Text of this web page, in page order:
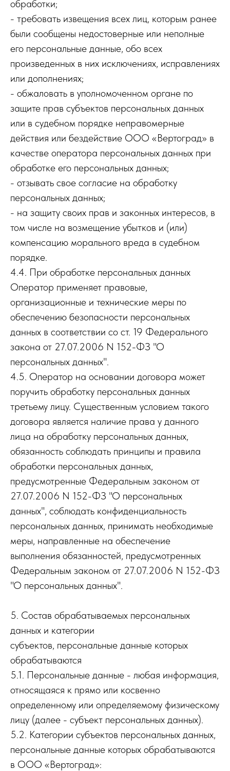
обработки;
- требовать извещения всех лиц, которым ранее
были сообщены недостоверные или неполные
его персональные данные, обо всех
произведенных в них исключениях, исправлениях
или дополнениях;
- обжаловать в уполномоченном органе по
защите прав субъектов персональных данных
или в судебном порядке неправомерные
действия или бездействие ООО «Вертоград» в
качестве оператора персональных данных при
обработке его персональных данных;
- отзывать свое согласие на обработку
персональных данных;
- на защиту своих прав и законных интересов, в
том числе на возмещение убытков и (или)
компенсацию морального вреда в судебном
порядке.
4.4. При обработке персональных данных
Оператор применяет правовые,
организационные и технические меры по
обеспечению безопасности персональных
данных в соответствии со ст. 19 Федерального
закона от 27.07.2006 N 152-ФЗ "О
персональных данных".
4.5. Оператор на основании договора может
поручить обработку персональных данных
третьему лицу. Существенным условием такого
договора является наличие права у данного
лица на обработку персональных данных,
обязанность соблюдать принципы и правила
обработки персональных данных,
предусмотренные Федеральным законом от
27.07.2006 N 152-ФЗ "О персональных
данных", соблюдать конфиденциальность
персональных данных, принимать необходимые
меры, направленные на обеспечение
выполнения обязанностей, предусмотренных
Федеральным законом от 27.07.2006 N 152-ФЗ
"О персональных данных".
5. Состав обрабатываемых персональных
данных и категории
субъектов, персональные данные которых
обрабатываются
5.1. Персональные данные - любая информация,
относящаяся к прямо или косвенно
определенному или определяемому физическому
лицу (далее - субъект персональных данных).
5.2. Категории субъектов персональных данных,
персональные данные которых обрабатываются
в ООО «Вертоград»: